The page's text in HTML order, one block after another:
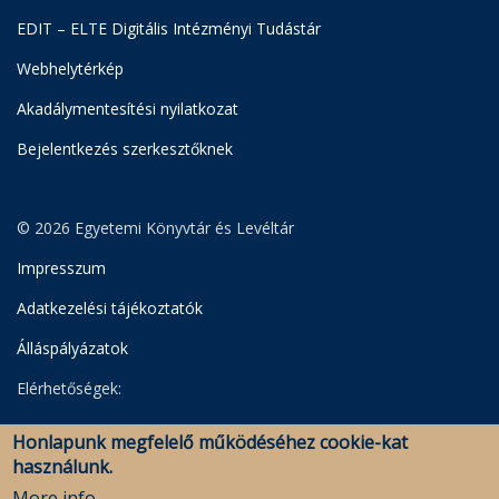
EDIT – ELTE Digitális Intézményi Tudástár
Webhelytérkép
Akadálymentesítési nyilatkozat
Bejelentkezés szerkesztőknek
© 2026 Egyetemi Könyvtár és Levéltár
Impresszum
Adatkezelési tájékoztatók
Álláspályázatok
Elérhetőségek:
Egyetemi Könyvtár
Levéltár
Savaria Könyvtár és Levéltár (Szombathely)
Honlapunk megfelelő működéséhez cookie-kat
használunk.